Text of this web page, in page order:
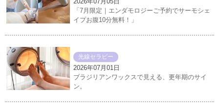
「7月限定｜エンダモロジーご予約でサーモシェ
イプお腹10分無料！」
光線セラピー
2026年07月01日
ブラジリアンワックスで見える、更年期のサイ
ン。